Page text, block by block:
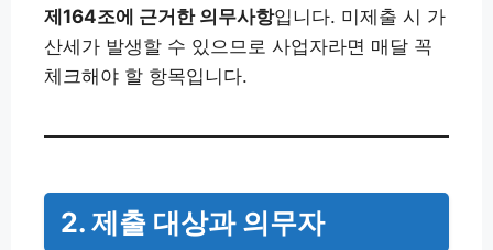
제164조에 근거한 의무사항입니다. 미제출 시 가
산세가 발생할 수 있으므로 사업자라면 매달 꼭
체크해야 할 항목입니다.
2. 제출 대상과 의무자